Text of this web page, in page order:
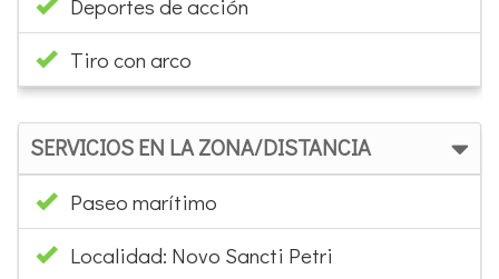
Paseo marítimo
Localidad: Novo Sancti Petri
Distancia parada BUS Urbano (metros): 7
Distancia Estación Autobuses: 150
Estación de tren mas cercana: Bahía sur